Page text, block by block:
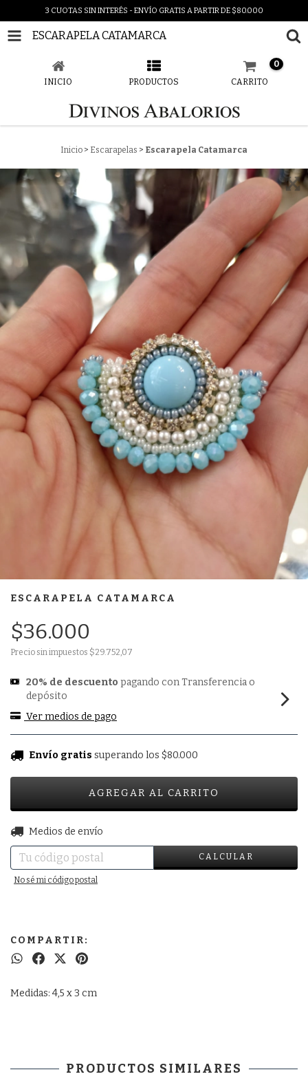
3 CUOTAS SIN INTERÉS - ENVÍO GRATIS A PARTIR DE $80.000
ESCARAPELA CATAMARCA
INICIO PRODUCTOS CARRITO
0
Inicio > Escarapelas > Escarapela Catamarca
ESCARAPELA CATAMARCA
$36.000
Precio sin impuestos $29.752,07
20% de descuento pagando con Transferencia o
depósito
Ver medios de pago
Envío gratis superando los $80.000
Entregas para el CP:
Medios de envío
CALCULAR
No sé mi código postal
COMPARTIR:
Medidas: 4,5 x 3 cm
PRODUCTOS SIMILARES